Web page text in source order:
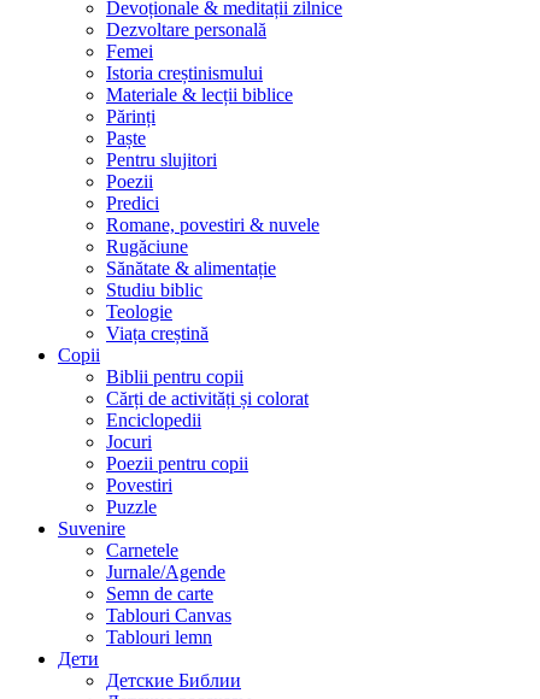
Devoționale & meditații zilnice
Dezvoltare personală
Femei
Istoria creștinismului
Materiale & lecții biblice
Părinți
Paște
Pentru slujitori
Poezii
Predici
Romane, povestiri & nuvele
Rugăciune
Sănătate & alimentație
Studiu biblic
Teologie
Viața creștină
Copii
Biblii pentru copii
Cărți de activități și colorat
Enciclopedii
Jocuri
Poezii pentru copii
Povestiri
Puzzle
Suvenire
Carnetele
Jurnale/Agende
Semn de carte
Tablouri Canvas
Tablouri lemn
Дети
Детские Библии